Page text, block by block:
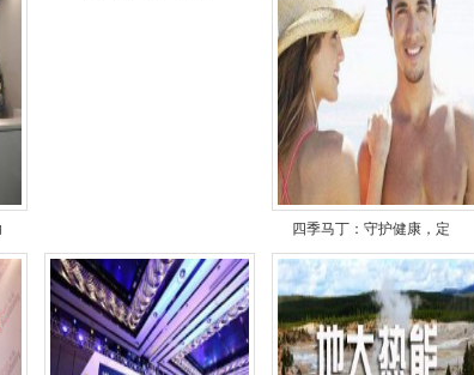
四季马丁：守护健康，定